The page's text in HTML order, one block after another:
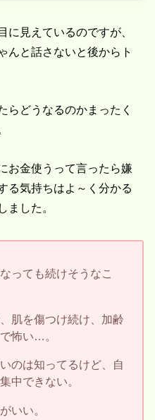
に見えているのですが、
んと話さないと後からト
らどうなるのかまったく
お金使うって言ったら嫌
る気持ちはよ～く分かる
ました。
っても続けそうなこ
肌を傷つけ続け、加齢
怖い…。
のは知ってるけど、自
中できない。
いい。